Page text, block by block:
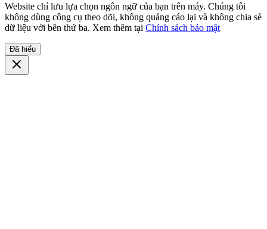
Website chỉ lưu lựa chọn ngôn ngữ của bạn trên máy. Chúng tôi
không dùng công cụ theo dõi, không quảng cáo lại và không chia sẻ
dữ liệu với bên thứ ba. Xem thêm tại Chính sách bảo mật
Đã hiểu